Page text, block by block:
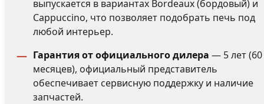
выпускается в вариантах Bordeaux (бордовый) и
Cappuccino, что позволяет подобрать печь под
любой интерьер.
Гарантия от официального дилера — 5 лет (60
месяцев), официальный представитель
обеспечивает сервисную поддержку и наличие
запчастей.